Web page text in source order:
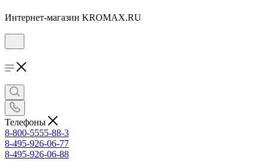
Интернет-магазин KROMAX.RU
Телефоны
8-800-5555-88-3
8-495-926-06-77
8-495-926-06-88